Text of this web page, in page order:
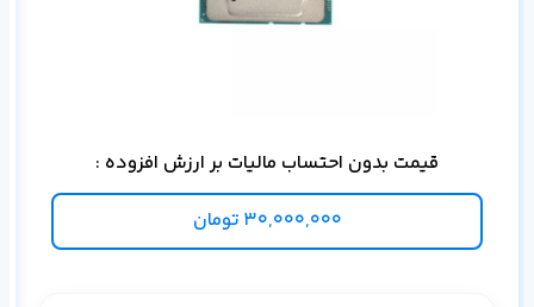
قیمت بدون احتساب مالیات بر ارزش افزوده :
30,000,000 تومان